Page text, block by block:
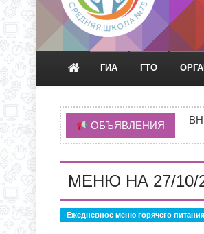
ГИА ГТО
ОБЪЯВЛЕНИЯ
МЕНЮ НА 27/10/
Ежедневное меню горячего